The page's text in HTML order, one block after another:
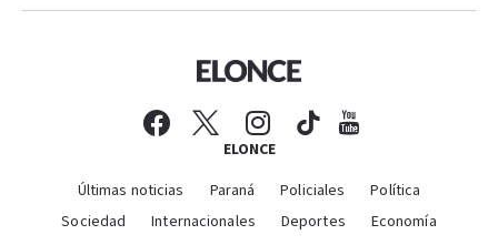
ELONCE
Últimas noticias Paraná Policiales
Política
Sociedad
Internacionales Deportes
Economía